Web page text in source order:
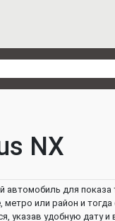
NX
для показа
или район и
указав удобную дату и